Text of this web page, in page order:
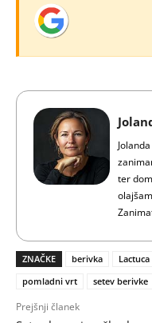
ter
ZNAČKE berivka
pomladni vrt
setev berivke
Prejšnji članek